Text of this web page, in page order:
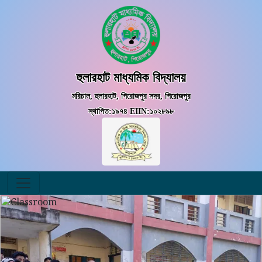
হুলারহাট মাধ্যমিক বিদ্যালয়
মরিচাল, হুলারহাট, পিরোজপুর সদর, পিরোজপুর
স্থাপিত:১৯৭৪ EIIN:১০২৮৯৮